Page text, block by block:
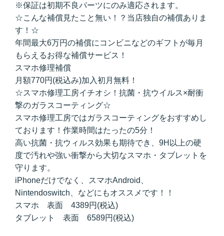
※保証は初期不良パーツにのみ適応されます。
☆こんな補償見たこと無い！？当店独自の補償ありま
す！☆
年間最大6万円の補償にコンビニなどのギフトが毎月
もらえるお得な補償サービス！
スマホ修理補償
月額770円(税込み)加入初月無料！
☆スマホ修理工房イチオシ！抗菌・抗ウイルス×耐衝
撃のガラスコーティング☆
スマホ修理工房ではガラスコーティングをおすすめし
ております！作業時間はたったの5分！
高い抗菌・抗ウィルス効果も期待でき、9H以上の硬
度で汚れや強い衝撃から大切なスマホ・タブレットを
守ります。
iPhoneだけでなく、スマホAndroid、
Nintendoswitch、などにもオススメです！！
スマホ 表面 4389円(税込)
タブレット 表面 6589円(税込)